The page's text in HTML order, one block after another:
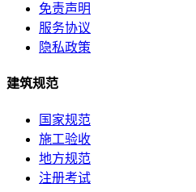
免责声明
服务协议
隐私政策
建筑规范
国家规范
施工验收
地方规范
注册考试